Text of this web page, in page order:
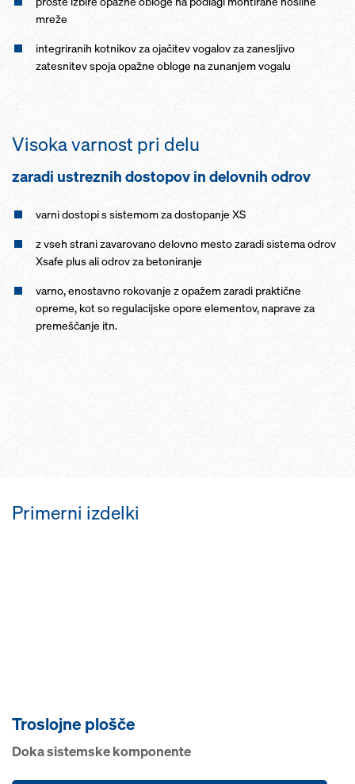
mreže
integriranih kotnikov za ojačitev vogalov za zanesljivo
zatesnitev spoja opažne obloge na zunanjem vogalu
Visoka varnost pri delu
zaradi ustreznih dostopov in delovnih odrov
varni dostopi s sistemom za dostopanje XS
z vseh strani zavarovano delovno mesto zaradi sistema odrov
Xsafe plus ali odrov za betoniranje
varno, enostavno rokovanje z opažem zaradi praktične
opreme, kot so regulacijske opore elementov, naprave za
premeščanje itn.
Primerni izdelki
Troslojne plošče
Doka sistemske komponente